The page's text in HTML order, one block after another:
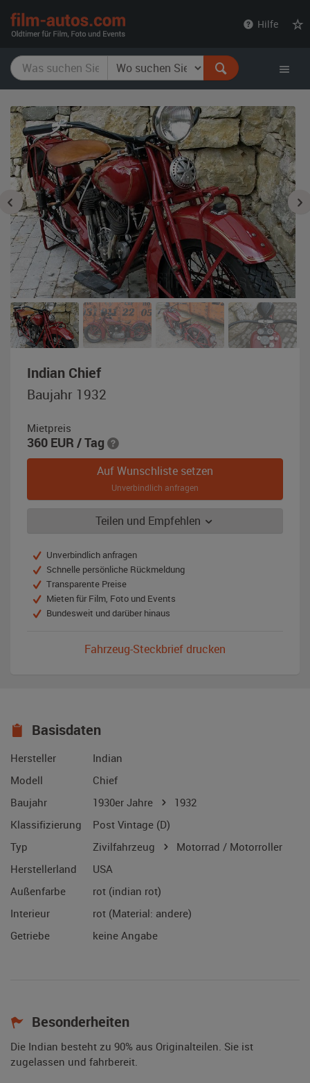
Hilfe
Indian Chief,
Baujahr
1932,
(indian
rot)
Baujahr 1932
Mietpreis
360 EUR / Tag
Auf Wunschliste setzen
Unverbindlich anfragen
Teilen und Empfehlen
Unverbindlich anfragen
Schnelle persönliche Rückmeldung
Transparente Preise
Mieten für Film, Foto und Events
Bundesweit und darüber hinaus
Fahrzeug-Steckbrief drucken
Basisdaten
Hersteller
Indian
Modell
Chief
Baujahr
1930er Jahre
1932
Klassifizierung
Post Vintage (D)
Typ
Zivilfahrzeug
Motorrad / Motorroller
Herstellerland
USA
Außenfarbe
rot (indian rot)
Interieur
rot (Material: andere)
Getriebe
keine Angabe
Besonderheiten
Die Indian besteht zu 90% aus Originalteilen. Sie ist
zugelassen und fahrbereit.